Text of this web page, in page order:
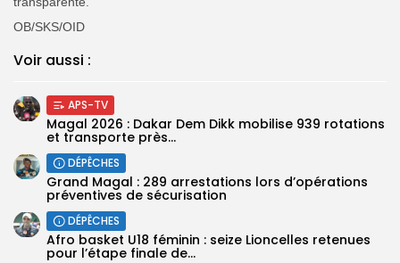
OB/SKS/OID
Voir aussi :
APS-TV
Magal 2026 : Dakar Dem Dikk mobilise 939 rotations
et transporte près...
DÉPÊCHES
Grand Magal : 289 arrestations lors d’opérations
préventives de sécurisation
DÉPÊCHES
‎Afro basket U18 féminin : seize Lioncelles retenues
pour l’étape finale de...